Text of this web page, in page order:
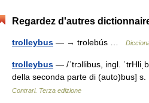
Regardez d'autres
trolleybus — → trolebús …
trolleybus — /ˈtrɔllibus, ingl.
della seconda parte di (auto)bus]
Contrari. Terza edizione